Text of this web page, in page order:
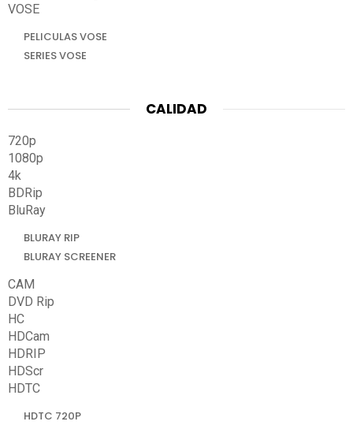
VOSE
PELICULAS VOSE
SERIES VOSE
CALIDAD
720p
1080p
4k
BDRip
BluRay
BLURAY RIP
BLURAY SCREENER
CAM
DVD Rip
HC
HDCam
HDRIP
HDScr
HDTC
HDTC 720P